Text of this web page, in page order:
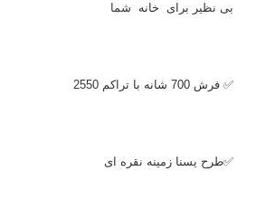
بی نظیر برای خانه شما
✅ فرش 700 شانه با تراکم 2550
✅طرح یسنا زمینه نقره ای